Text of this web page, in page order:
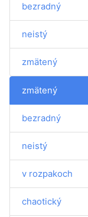
bezradný
neistý
zmätený
zmätený
bezradný
neistý
v rozpakoch
chaotický